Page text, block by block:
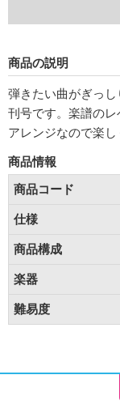
商品の説明
弾きたい曲がぎっ
刊号です。楽譜の
アレンジなので楽し
商品情報
商品コード
仕様
商品構成
楽器
難易度